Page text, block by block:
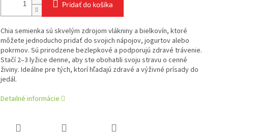
Pridať do košíka
Chia semienka sú skvelým zdrojom vlákniny a bielkovín, ktoré
môžete jednoducho pridať do svojich nápojov, jogurtov alebo
pokrmov. Sú prirodzene bezlepkové a podporujú zdravé trávenie.
Stačí 2–3 lyžice denne, aby ste obohatili svoju stravu o cenné
živiny. Ideálne pre tých, ktorí hľadajú zdravé a výživné prísady do
jedál.
Detailné informácie